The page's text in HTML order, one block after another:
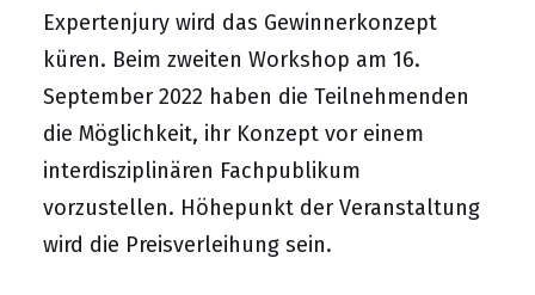
Expertenjury wird das Gewinnerkonzept
küren. Beim zweiten Workshop am 16.
September 2022 haben die Teilnehmenden
die Möglichkeit, ihr Konzept vor einem
interdisziplinären Fachpublikum
vorzustellen. Höhepunkt der Veranstaltung
wird die Preisverleihung sein.